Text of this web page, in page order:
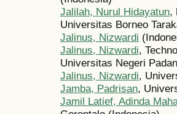
Jalilah, Nurul Hidayatun,
Universitas Borneo
Jalinus, Nizwardi
Jalinus, Nizwardi,
Universitas Negeri
Jalinus, Nizwardi,
Jamba, Padrisan,
Jamil Latief, Adinda